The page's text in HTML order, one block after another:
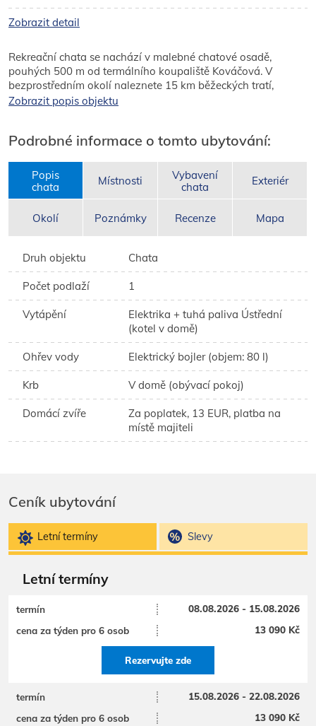
Rekreační chata se nachází v malebné chatové osadě,
pouhých 500 m od termálního koupaliště Kováčová. V
bezprostředním okolí naleznete 15 km běžeckých tratí,
ideálních pro milovníky aktivního odpočinku. Tento krásný
Zobrazit popis objektu
Zobrazit detail
Podrobné informace o tomto ubytování:
Popis
chata
Místnosti
Vybavení
chata
Exteriér
Okolí Poznámky Recenze Mapa
Druh objektu Chata
Počet podlaží 1
Vytápění
Elektrika + tuhá paliva Ústřední
(kotel v domě)
Ohřev vody Elektrický bojler (objem: 80 l)
Krb V domě (obývací pokoj)
Domácí zvíře
Za poplatek, 13 EUR, platba na
místě majiteli
Ceník ubytování
Letní termíny Slevy
Letní termíny
08.08.2026 - 15.08.2026
13 090 Kč
Rezervujte zde
15.08.2026 - 22.08.2026
13 090 Kč